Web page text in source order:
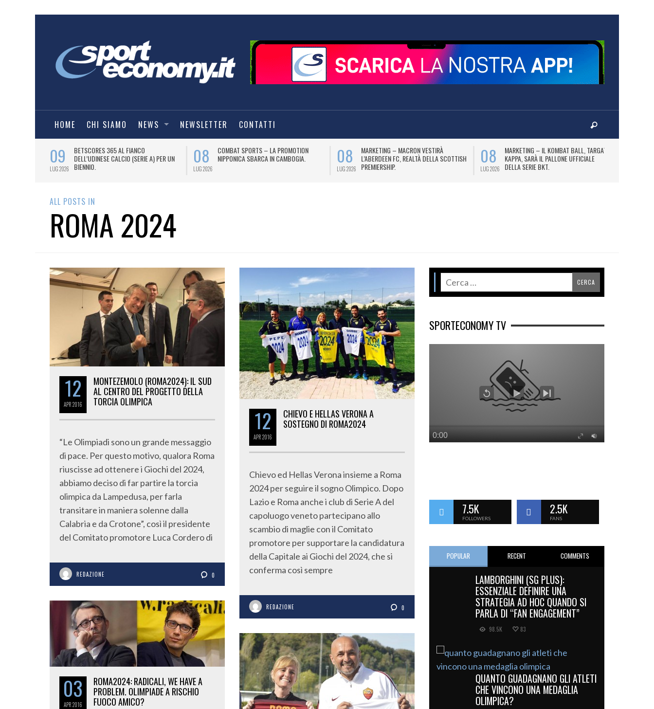
HOME CHI SIAMO NEWS NEWSLETTER CONTATTI
09
LUG 2026
BETSCORES 365 AL FIANCO
DELL’UDINESE CALCIO (SERIE A) PER UN
BIENNIO.
08
LUG 2026
COMBAT SPORTS – LA PROMOTION
NIPPONICA SBARCA IN CAMBOGIA.
08
LUG 2026
MARKETING – MACRON VESTIRÀ
L’ABERDEEN FC, REALTÀ DELLA SCOTTISH
PREMIERSHIP.
08
LUG 2026
MARKETING – IL KOMBAT BALL, TARGATO
KAPPA, SARÀ IL PALLONE UFFICIALE
DELLA SERIE BKT.
ALL POSTS IN
ROMA 2024
12
APR2016
MONTEZEMOLO (ROMA2024): IL SUD
AL CENTRO DEL PROGETTO DELLA
TORCIA OLIMPICA
“Le Olimpiadi sono un grande messaggio
di pace. Per questo motivo, qualora Roma
riuscisse ad ottenere i Giochi del 2024,
abbiamo deciso di far partire la torcia
olimpica da Lampedusa, per farla
transitare in maniera solenne dalla
Calabria e da Crotone”, così il presidente
del Comitato promotore Luca Cordero di
REDAZIONE 0
12
APR2016
CHIEVO E HELLAS VERONA A
SOSTEGNO DI ROMA2024
Chievo ed Hellas Verona insieme a Roma
2024 per seguire il sogno Olimpico. Dopo
Lazio e Roma anche i club di Serie A del
capoluogo veneto partecipano allo
scambio di maglie con il Comitato
promotore per supportare la candidatura
della Capitale ai Giochi del 2024, che si
conferma così sempre
REDAZIONE 0
03
APR2016
ROMA2024: RADICALI, WE HAVE A
PROBLEM. OLIMPIADE A RISCHIO
FUOCO AMICO?
SPORTECONOMY TV
7.5K
FOLLOWERS
2.5K
FANS
POPULAR RECENT COMMENTS
LAMBORGHINI (SG PLUS):
ESSENZIALE DEFINIRE UNA
STRATEGIA AD HOC QUANDO SI
PARLA DI “FAN ENGAGEMENT”
98.5K 83
QUANTO GUADAGNANO GLI ATLETI
CHE VINCONO UNA MEDAGLIA
OLIMPICA?